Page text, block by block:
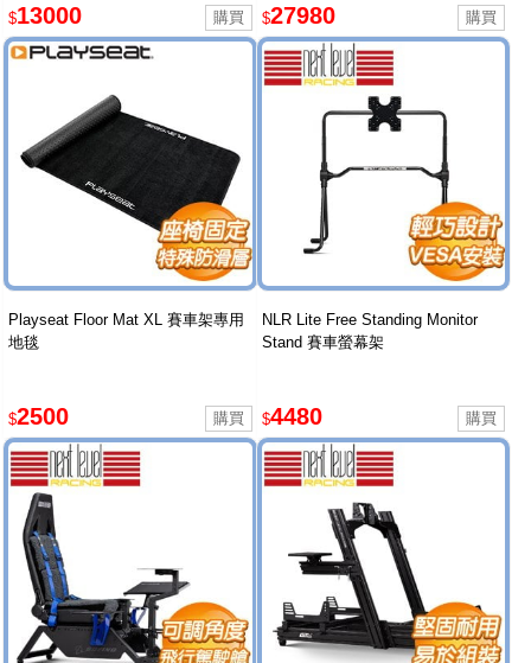
$13000 $27980
Playseat Floor Mat XL 賽車架專用
地毯
$2500
NLR Lite Free Standing Monitor
Stand 賽車螢幕架
$4480